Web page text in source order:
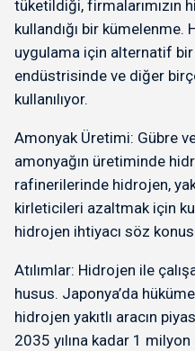
tüketildiği, firmalarımızın
kullandığı bir
uygulama için alternatif bir
endüstrisinde ve diğer
kullanılıyor.
Amonyak Üretimi: Gübre
amonyağın üretiminde
rafinerilerinde hidrojen,
kirleticileri azaltmak için
hidrojen ihtiyacı söz
Atılımlar: Hidrojen ile
husus. Japonya’da
hidrojen yakıtlı aracın
2035 yılına kadar 1